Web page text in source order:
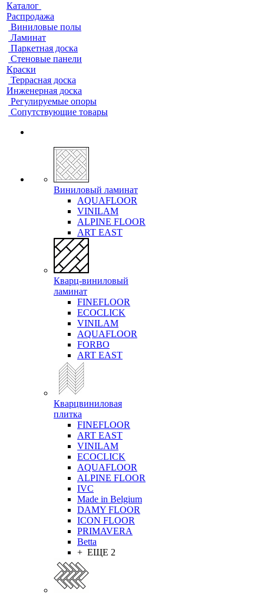
Каталог
Распродажа
Виниловые полы
Ламинат
Паркетная доска
Стеновые панели
Краски
Террасная доска
Инженерная доска
Регулируемые опоры
Сопутствующие товары
Виниловый ламинат
AQUAFLOOR
VINILAM
ALPINE FLOOR
ART EAST
Кварц-виниловый
ламинат
FINEFLOOR
ECOCLICK
VINILAM
AQUAFLOOR
FORBO
ART EAST
Кварцвиниловая
плитка
FINEFLOOR
ART EAST
VINILAM
ECOCLICK
AQUAFLOOR
ALPINE FLOOR
IVC
Made in Belgium
DAMY FLOOR
ICON FLOOR
PRIMAVERA
Betta
+ ЕЩЕ 2